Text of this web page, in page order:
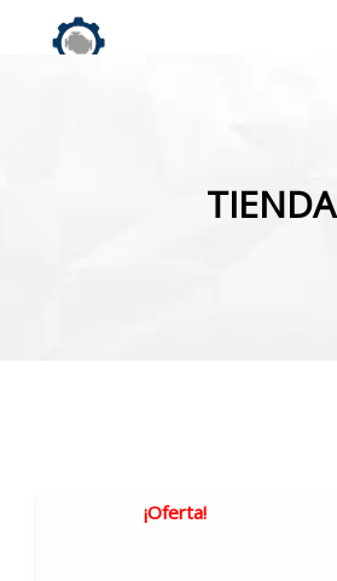
TIENDA
¡Oferta!